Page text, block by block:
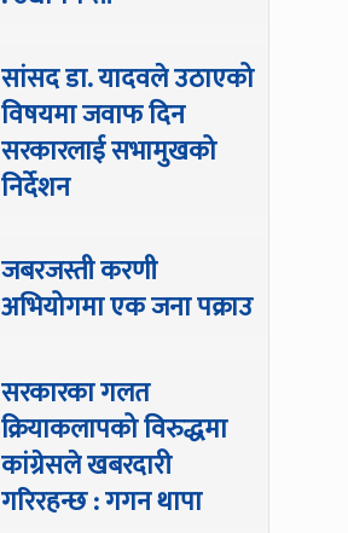
सांसद डा‍‍. यादवले उठाएको
विषयमा जवाफ दिन
सरकारलाई सभामुखको
निर्देशन
जबरजस्ती करणी
अभियोगमा एक जना पक्राउ
सरकारका गलत
क्रियाकलापको विरुद्धमा
कांग्रेसले खबरदारी
गरिरहन्छ : गगन थापा